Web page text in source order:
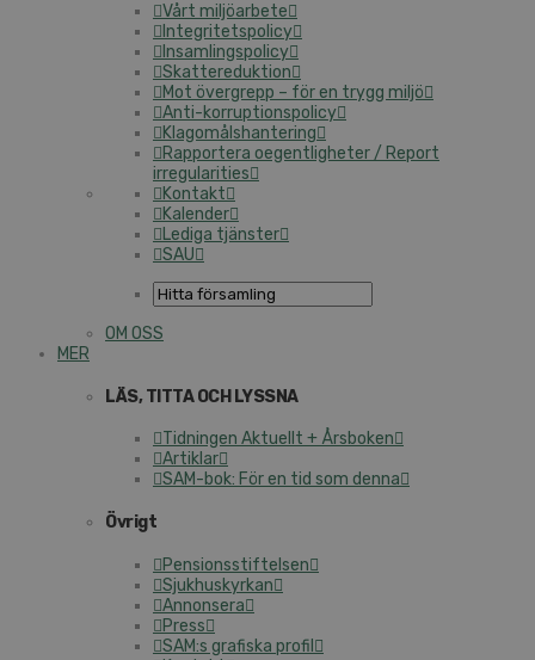
Vårt miljöarbete
Integritetspolicy
Insamlingspolicy
Skattereduktion
Mot övergrepp – för en trygg miljö
Anti-korruptionspolicy
Klagomålshantering
Rapportera oegentligheter / Report
irregularities
Kontakt
Kalender
Lediga tjänster
SAU
OM OSS
MER
LÄS, TITTA OCH LYSSNA
Tidningen Aktuellt + Årsboken
Artiklar
SAM-bok: För en tid som denna
Övrigt
Pensionsstiftelsen
Sjukhuskyrkan
Annonsera
Press
SAM:s grafiska profil